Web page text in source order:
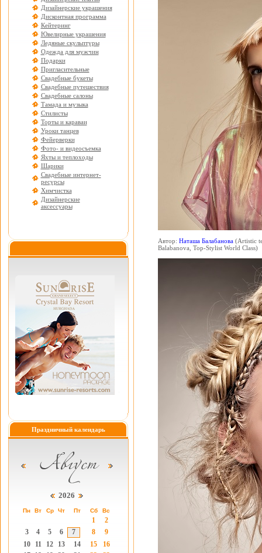
Дизайнерские украшения
Дисконтная программа
Кейтеринг
Ювелирные украшения
Ледяные скульптуры
Одежда для мужчин
Подарки
Пригласительные
Свадебные букеты
Свадебные путешествия
Свадебные салоны
Тамада и музыка
Стилисты
Торты и караваи
Уроки танцев
Фейерверки
Фото- и видеосъемка
Яхты и теплоходы
Шарики
Свадебные интернет-
ресурсы
Химчистка
Дизайнерские
аксессуары
Праздничный календарь
2026
Пн Вт Ср Чт Пт Сб Вс
1
2
3
4 5 6 7 8
9
10
11 12 13 14 15
16
Автор: Наташа Балабанова(Artistic
Balabanova, Top-Stylist World